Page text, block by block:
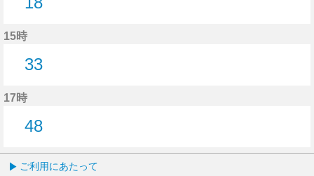
15時
33
17時
48
ご利用にあたって